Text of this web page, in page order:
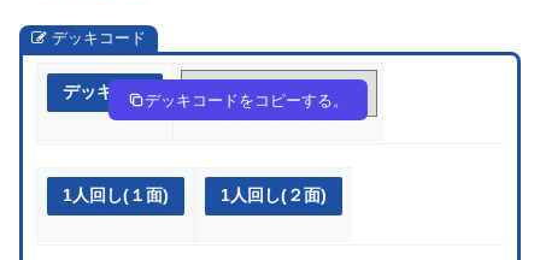
デッキコード
デッキ作成 LHHLLg-o951nU-nHgnHn
デッキコードをコピーする。
1人回し(１面) 1人回し(２面)